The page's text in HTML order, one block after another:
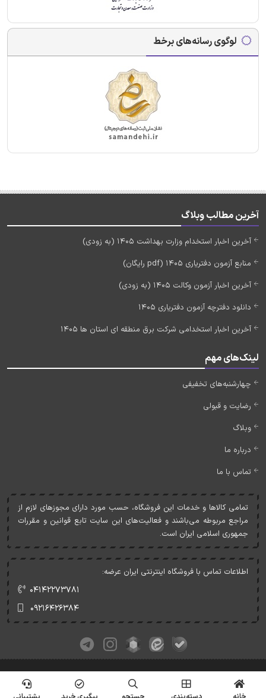
لوگوی رسانه‌های برخط
آخرین مطالب وبلاگ
آخرین اخبار استخدام وزارت بهداشت 1405 (به زودی)
منابع آزمون دفتریاری 1405 (pdf رایگان)
آخرین اخبار آزمون وکالت 1405 (به زودی)
دانلود دفترچه آزمون دفتریاری 1405
آخرین اخبار استخدامی شرکت برق منطقه ای استان ها 1405
لینک‌های مهم
چهارشنبه‌های تخفیفی
رضایت و قبولی
وبلاگ
درباره ما
تماس با ما
تمامی کالاها و خدمات اين فروشگاه، حسب مورد دارای مجوزهای لازم از
مراجع مربوطه می‌باشند و فعاليت‌های اين سايت تابع قوانين و مقررات
جمهوری اسلامی ايران است.
اطلاعات تماس با فروشگاه اینترنتی ایران عرضه:
۰۴۱۴۲۲۷۳۷۸۱
۰۹۲۱۶۴۲۶۳۸۴